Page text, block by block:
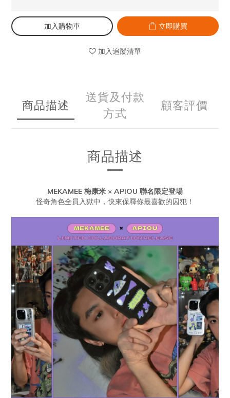
加入購物車 立即購買
加入追蹤清單
商品描述
送貨及付款
方式
顧客評價
商品描述
MEKAMEE 梅康米 × APIOU 聯名限定登場
怪奇角色全員入獄中，快來保釋你最喜歡的囚犯！